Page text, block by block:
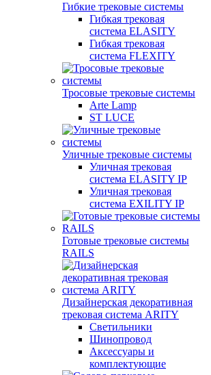
Гибкие трековые системы
Гибкая трековая
система ELASITY
Гибкая трековая
система FLEXITY
Тросовые трековые системы
Arte Lamp
ST LUCE
Уличные трековые системы
Уличная трековая
система ELASITY IP
Уличная трековая
система EXILITY IP
Готовые трековые системы
RAILS
Дизайнерская декоративная
трековая система ARITY
Светильники
Шинопровод
Аксессуары и
комплектующие